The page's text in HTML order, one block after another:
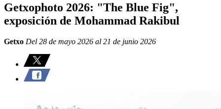
Getxophoto 2026: "The Blue Fig",
exposición de Mohammad Rakibul
Getxo Del 28 de mayo 2026 al 21 de junio 2026